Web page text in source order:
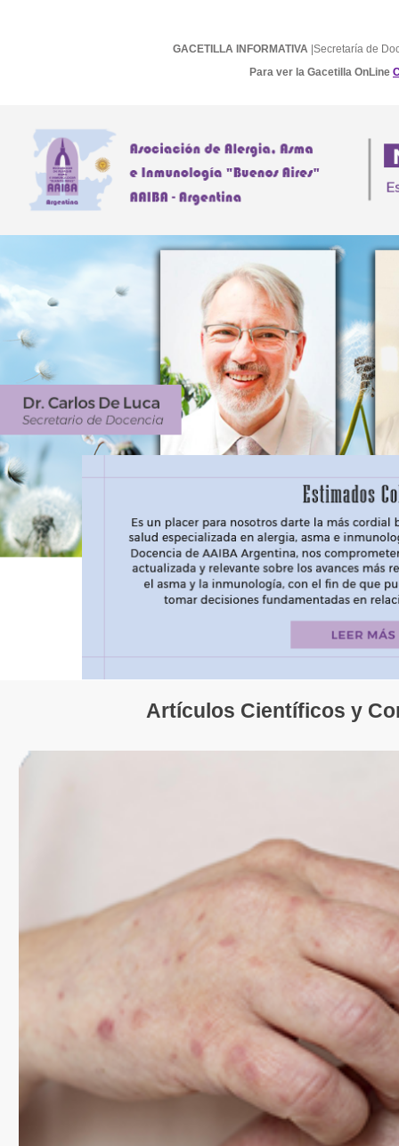
GACETILLA INFORMATIVA|Secretaría de
Para ver la Gacetilla OnLine
Artículos Científicos y